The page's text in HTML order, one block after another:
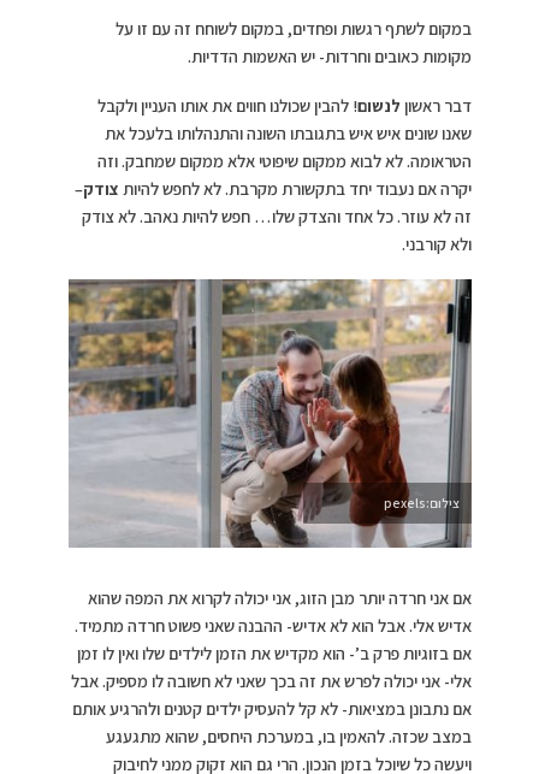
במקום לשתף רגשות ופחדים, במקום לשוחח זה עם זו על
מקומות כאובים וחרדות- יש האשמות הדדיות.
דבר ראשון לנשום! להבין שכולנו חווים את אותו העניין ולקבל
שאנו שונים איש איש בתגובתו השונה והתנהלותו בלעכל את
הטראומה. לא לבוא ממקום שיפוטי אלא ממקום שמחבק. וזה
יקרה אם נעבוד יחד בתקשורת מקרבת. לא לחפש להיות צודק–
זה לא עוזר. כל אחד והצדק שלו… חפש להיות נאהב. לא צודק
ולא קורבני.
צילום:pexels
אם אני חרדה יותר מבן הזוג, אני יכולה לקרוא את המפה שהוא
אדיש אלי. אבל הוא לא אדיש- ההבנה שאני פשוט חרדה מתמיד.
אם בזוגיות פרק ב’- הוא מקדיש את הזמן לילדים שלו ואין לו זמן
אלי- אני יכולה לפרש את זה בכך שאני לא חשובה לו מספיק. אבל
אם נתבונן במציאות- לא קל להעסיק ילדים קטנים ולהרגיע אותם
במצב שכזה. להאמין בו, במערכת היחסים, שהוא מתגעגע
ויעשה כל שיוכל בזמן הנכון. הרי גם הוא זקוק ממני לחיבוק